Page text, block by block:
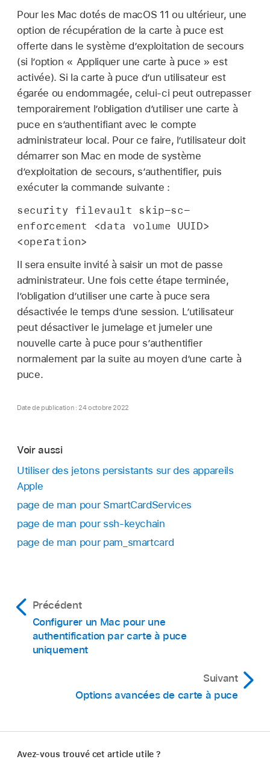
Pour les Mac dotés de macOS 11 ou ultérieur, une
option de récupération de la carte à puce est
offerte dans le système d’exploitation de secours
(si l’option « Appliquer une carte à puce » est
activée). Si la carte à puce d’un utilisateur est
égarée ou endommagée, celui-ci peut outrepasser
temporairement l’obligation d’utiliser une carte à
puce en s’authentifiant avec le compte
administrateur local. Pour ce faire, l’utilisateur doit
démarrer son Mac en mode de système
d’exploitation de secours, s’authentifier, puis
exécuter la commande suivante :
security filevault skip-sc-
enforcement <data volume UUID>
<operation>
Il sera ensuite invité à saisir un mot de passe
administrateur. Une fois cette étape terminée,
l’obligation d’utiliser une carte à puce sera
désactivée le temps d’une session. L’utilisateur
peut désactiver le jumelage et jumeler une
nouvelle carte à puce pour s’authentifier
normalement par la suite au moyen d’une carte à
puce.
Date de publication : 24 octobre 2022
Voir aussi
Utiliser des jetons persistants sur des appareils
Apple
page de man pour SmartCardServices
page de man pour ssh-keychain
page de man pour pam_smartcard
Précédent
Configurer un Mac pour une
authentification par carte à puce
uniquement
Suivant
Options avancées de carte à puce
Avez-vous trouvé cet article utile ?